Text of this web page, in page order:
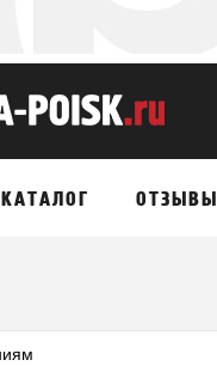
КАТАЛОГ ОТЗЫВЫ